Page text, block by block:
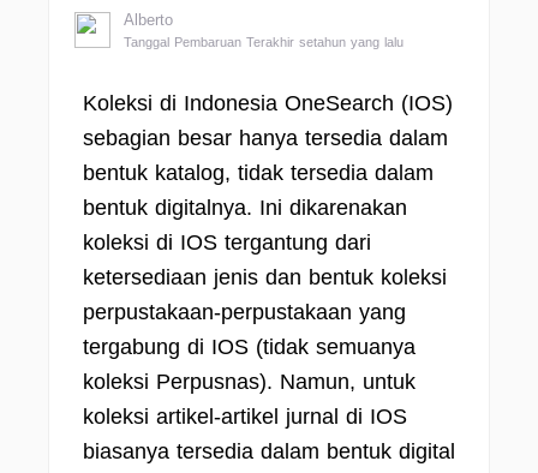
Alberto
Tanggal Pembaruan Terakhir setahun yang lalu
Koleksi di Indonesia OneSearch (IOS)
sebagian besar hanya tersedia dalam
bentuk katalog, tidak tersedia dalam
bentuk digitalnya. Ini dikarenakan
koleksi di IOS tergantung dari
ketersediaan jenis dan bentuk koleksi
perpustakaan-perpustakaan yang
tergabung di IOS (tidak semuanya
koleksi Perpusnas). Namun, untuk
koleksi artikel-artikel jurnal di IOS
biasanya tersedia dalam bentuk digital